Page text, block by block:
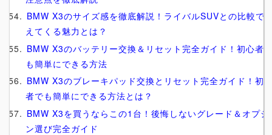
BMW X3のサイズ感を徹底解説！ライバルSUVとの比較で
えてくる魅力とは？
BMW X3のバッテリー交換＆リセット完全ガイド！初心者
も簡単にできる方法
BMW X3のブレーキパッド交換とリセット完全ガイド！初
者でも簡単にできる方法とは？
BMW X3を買うならこの1台！後悔しないグレード＆オプシ
ン選び完全ガイド